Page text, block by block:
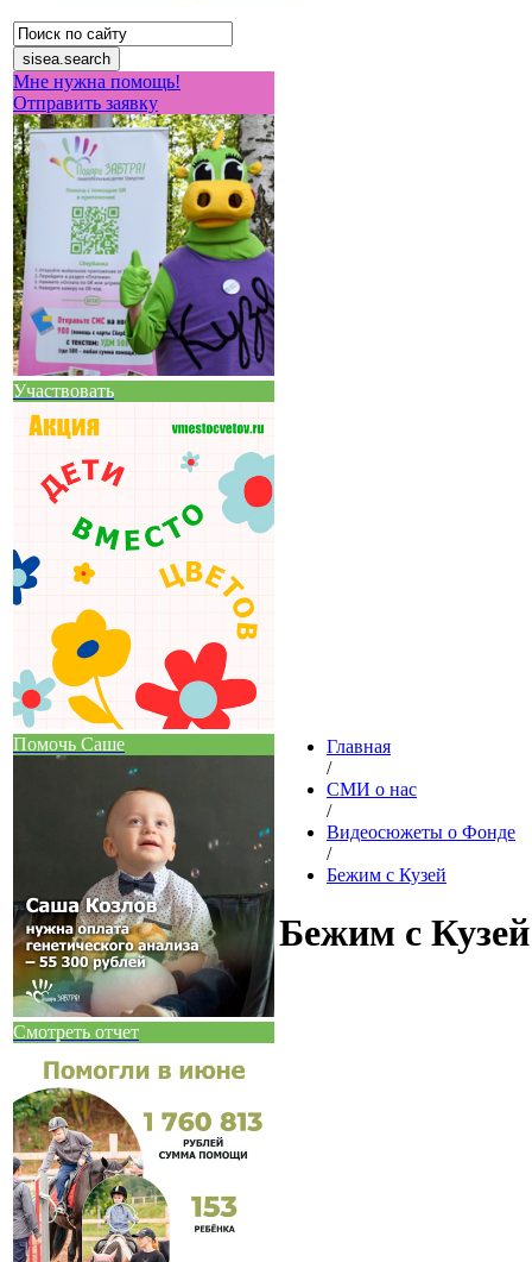
Мне нужна помощь!
Отправить заявку
Участвовать
Помочь Саше
Смотреть отчет
Главная
/
СМИ о нас
/
Видеосюжеты о Фонде
/
Бежим с Кузей
Бежим с Кузей